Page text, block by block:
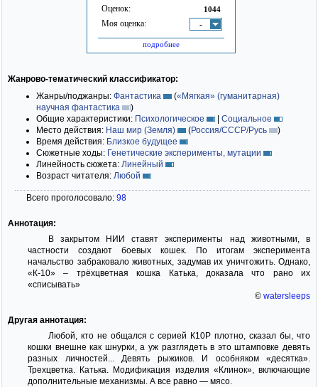
Оценок: 1044
Моя оценка: -
подробнее
Жанрово-тематический классификатор:
Жанры/поджанры: Фантастика («Мягкая» (гуманитарная)
научная фантастика
)
Общие характеристики: Психологическое | Социальное
Место действия: Наш мир (Земля) (Россия/СССР/Русь
)
Время действия: Близкое будущее
Сюжетные ходы: Генетические эксперименты, мутации
Линейность сюжета: Линейный
Возраст читателя: Любой
Всего проголосовало: 98
Аннотация:
В закрытом НИИ ставят эксперименты над животными, в
частности создают боевых кошек. По итогам эксперимента
начальство забраковало животных, задумав их уничтожить. Однако,
«К-10» – трёхцветная кошка Катька, доказала что рано их
«списывать»
© watersleeps
Другая аннотация:
Любой, кто не общался с серией К10Р плотно, сказал бы, что
кошки внешне как шнурки, а уж разглядеть в это штамповке девять
разных личностей... Девять рыжиков. И особняком «десятка».
Трехцветка. Катька. Модификация изделия «Клинок», включающие
дополнительные механизмы. А все равно — мясо.